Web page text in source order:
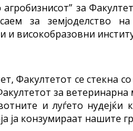
за
за земјоделство
високобразовни
Факултетот се стекна
за
и луѓето
ја конзумираат нашите